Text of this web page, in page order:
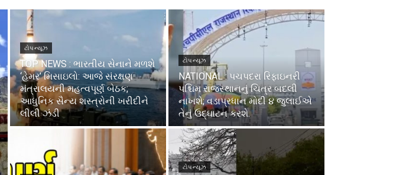
ટોપ ન્યૂઝ
TOP NEWS : ભારતીય સેનાને મળશે
‘હેમર’ મિસાઇલો: આજે સંરક્ષણ
મંત્રાલયની મહત્વપૂર્ણ બેઠક;
આધુનિક સૈન્ય શસ્ત્રોની ખરીદીને
લીલી ઝંડી
ટોપ ન્યૂઝ
NATIONAL : પચપદરા રિફાઇનરી
પશ્ચિમ રાજસ્થાનનું ચિત્ર બદલી
નાખશે; વડાપ્રધાન મોદી ૪ જુલાઈએ
તેનું ઉદ્ઘાટન કરશે.
ટોપ ન્યૂઝ